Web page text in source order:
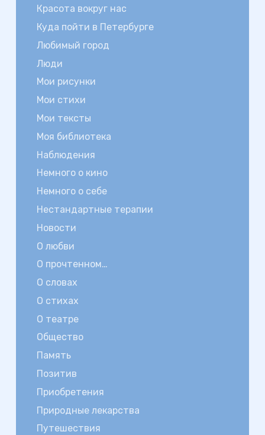
Красота вокруг нас
Куда пойти в Петербурге
Любимый город
Люди
Мои рисунки
Мои стихи
Мои тексты
Моя библиотека
Наблюдения
Немного о кино
Немного о себе
Нестандартные терапии
Новости
О любви
О прочтенном…
О словах
О стихах
О театре
Общество
Память
Позитив
Приобретения
Природные лекарства
Путешествия